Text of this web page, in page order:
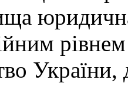
юридична
України,